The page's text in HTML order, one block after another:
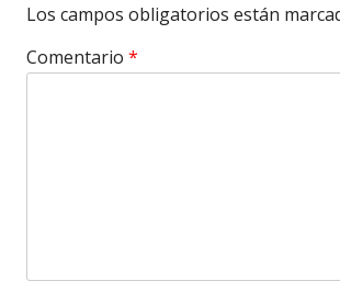
Los campos obligatorios están
Comentario *